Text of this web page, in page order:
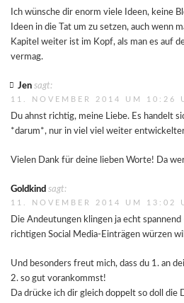
Ich wünsche dir enorm viele Ideen, keine
Ideen in die Tat um zu setzen, auch wenn
Kapitel weiter ist im Kopf, als man es auf
vermag.
Jen sagt:
11. NOVEMBER 2014 UM 10:26
Du ahnst richtig, meine Liebe. Es handelt
*darum*, nur in viel viel weiter
Vielen Dank für deine lieben Worte! Da
Goldkind sagt:
11. NOVEMBER 2014 UM 13:02
Die Andeutungen klingen ja echt spannend
richtigen Social Media-Einträgen würzen
Und besonders freut mich, dass du 1. an
2. so gut vorankommst!
Da drücke ich dir gleich doppelt so doll die